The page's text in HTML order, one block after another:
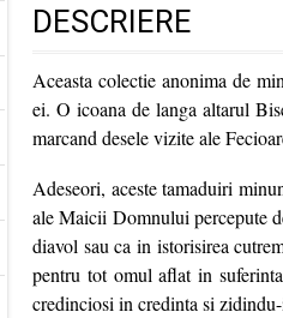
DESCRIERE
Aceasta colectie anonima de
ei. O icoana de langa altarul
marcand desele vizite ale
Adeseori, aceste tamaduiri
ale Maicii Domnului percepute
diavol sau ca in istorisirea
pentru tot omul aflat in
credinciosi in credinta si